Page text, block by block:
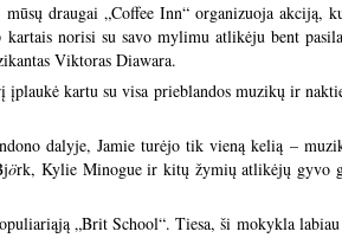
draugai „Coffee Inn“ organizuoja akciją,
norisi su savo mylimu atlikėju bent
Viktoras Diawara.
įplaukė kartu su visa prieblandos muzikų ir
dalyje, Jamie turėjo tik vieną kelią –
örk, Kylie Minogue ir kitų žymių atlikėjų gyvo
„Brit School“. Tiesa, ši mokykla